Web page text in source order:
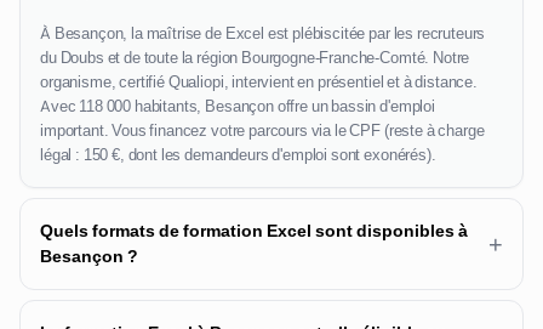
À Besançon, la maîtrise de Excel est plébiscitée par les recruteurs
du Doubs et de toute la région Bourgogne-Franche-Comté. Notre
organisme, certifié Qualiopi, intervient en présentiel et à distance.
Avec 118 000 habitants, Besançon offre un bassin d'emploi
important. Vous financez votre parcours via le CPF (reste à charge
légal : 150 €, dont les demandeurs d'emploi sont exonérés).
Quels formats de formation Excel sont disponibles à
Besançon ?
+